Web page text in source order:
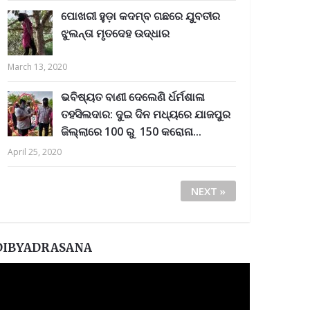
ପୋଖରୀ ହୁଡ଼ା କଦମ୍ବ ଗଛରେ ଯୁବତୀର
ଝୁଲନ୍ତା ମୃତଦେହ ଉଦ୍ଧାର
March 13, 2020
ଭବିଷ୍ୟତ ବାଣୀ ଦେଲେଣି ର୍ଧର୍ମଶାଳା
ତହସିଲଦାର: ଦୁଇ ଦିନ ମଧ୍ୟରେ ଯାଜପୁର
ଜିଲ୍ଲାରେ 100 ରୁ 150 କରୋନା...
April 25, 2020
NEXT »